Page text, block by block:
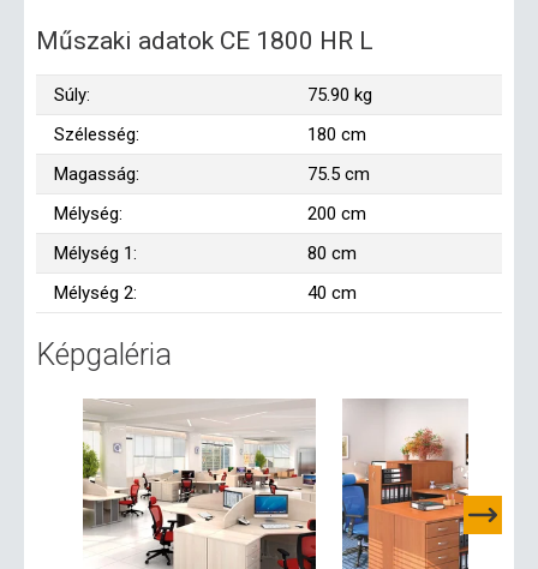
Műszaki adatok CE 1800 HR L
Súly:
75.90 kg
Szélesség:
180 cm
Magasság:
75.5 cm
Mélység:
200 cm
Mélység 1:
80 cm
Mélység 2:
40 cm
Képgaléria